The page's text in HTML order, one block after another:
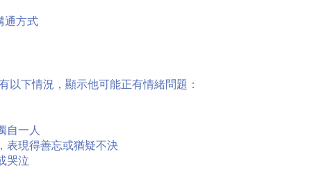
通方式
以下情況，顯示他可能正有情緒問題：
自一人
表現得善忘或猶疑不決
哭泣